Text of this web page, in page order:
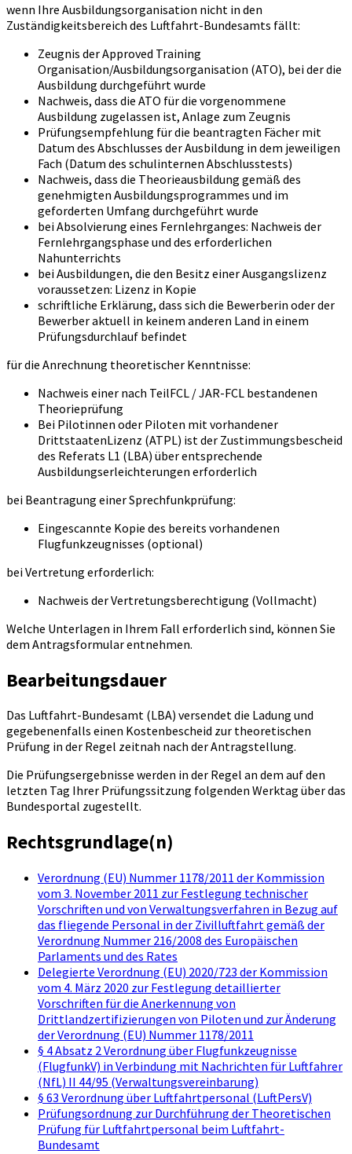
wenn Ihre Ausbildungsorganisation nicht in den
Zuständigkeitsbereich des Luftfahrt-Bundesamts fällt:
Zeugnis der Approved Training
Organisation/Ausbildungsorganisation (ATO), bei der die
Ausbildung durchgeführt wurde
Nachweis, dass die ATO für die vorgenommene
Ausbildung zugelassen ist, Anlage zum Zeugnis
Prüfungsempfehlung für die beantragten Fächer mit
Datum des Abschlusses der Ausbildung in dem jeweiligen
Fach (Datum des schulinternen Abschlusstests)
Nachweis, dass die Theorieausbildung gemäß des
genehmigten Ausbildungsprogrammes und im
geforderten Umfang durchgeführt wurde
bei Absolvierung eines Fernlehrganges: Nachweis der
Fernlehrgangsphase und des erforderlichen
Nahunterrichts
bei Ausbildungen, die den Besitz einer Ausgangslizenz
voraussetzen: Lizenz in Kopie
schriftliche Erklärung, dass sich die Bewerberin oder der
Bewerber aktuell in keinem anderen Land in einem
Prüfungsdurchlauf befindet
für die Anrechnung theoretischer Kenntnisse:
Nachweis einer nach TeilFCL / JAR-FCL bestandenen
Theorieprüfung
Bei Pilotinnen oder Piloten mit vorhandener
DrittstaatenLizenz (ATPL) ist der Zustimmungsbescheid
des Referats L1 (LBA) über entsprechende
Ausbildungserleichterungen erforderlich
bei Beantragung einer Sprechfunkprüfung:
Eingescannte Kopie des bereits vorhandenen
Flugfunkzeugnisses (optional)
bei Vertretung erforderlich:
Nachweis der Vertretungsberechtigung (Vollmacht)
Welche Unterlagen in Ihrem Fall erforderlich sind, können Sie
dem Antragsformular entnehmen.
Bearbeitungsdauer
Das Luftfahrt-Bundesamt (LBA) versendet die Ladung und
gegebenenfalls einen Kostenbescheid zur theoretischen
Prüfung in der Regel zeitnah nach der Antragstellung.
Die Prüfungsergebnisse werden in der Regel an dem auf den
letzten Tag Ihrer Prüfungssitzung folgenden Werktag über das
Bundesportal zugestellt.
Rechtsgrundlage(n)
Verordnung (EU) Nummer 1178/2011 der Kommission
vom 3. November 2011 zur Festlegung technischer
Vorschriften und von Verwaltungsverfahren in Bezug auf
das fliegende Personal in der Zivilluftfahrt gemäß der
Verordnung Nummer 216/2008 des Europäischen
Parlaments und des Rates
Delegierte Verordnung (EU) 2020/723 der Kommission
vom 4. März 2020 zur Festlegung detaillierter
Vorschriften für die Anerkennung von
Drittlandzertifizierungen von Piloten und zur Änderung
der Verordnung (EU) Nummer 1178/2011
§ 4 Absatz 2 Verordnung über Flugfunkzeugnisse
(FlugfunkV) in Verbindung mit Nachrichten für Luftfahrer
(NfL) II 44/95 (Verwaltungsvereinbarung)
§ 63 Verordnung über Luftfahrtpersonal (LuftPersV)
Prüfungsordnung zur Durchführung der Theoretischen
Prüfung für Luftfahrtpersonal beim Luftfahrt-
Bundesamt